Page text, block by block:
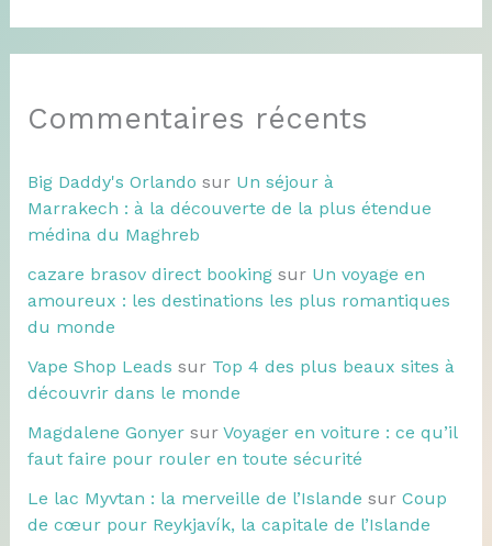
Commentaires récents
Big Daddy's Orlando sur Un séjour à
Marrakech : à la découverte de la plus étendue
médina du Maghreb
cazare brasov direct bookingsur Un voyage en
amoureux : les destinations les plus romantiques
du monde
Vape Shop Leads sur Top 4 des plus beaux sites à
découvrir dans le monde
Magdalene Gonyersur Voyager en voiture : ce qu’il
faut faire pour rouler en toute sécurité
Le lac Myvtan : la merveille de l’Islande sur Coup
de cœur pour Reykjavík, la capitale de l’Islande